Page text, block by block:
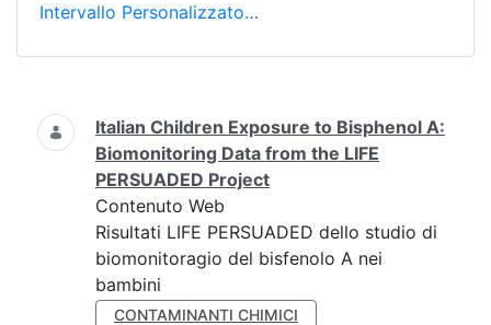
Intervallo Personalizzato…
Ricerca
Italian Children Exposure to Bisphenol A:
Biomonitoring Data from the LIFE
PERSUADED Project
Contenuto Web
Risultati LIFE PERSUADED dello studio di
biomonitoragio del bisfenolo A nei
bambini
CONTAMINANTI CHIMICI